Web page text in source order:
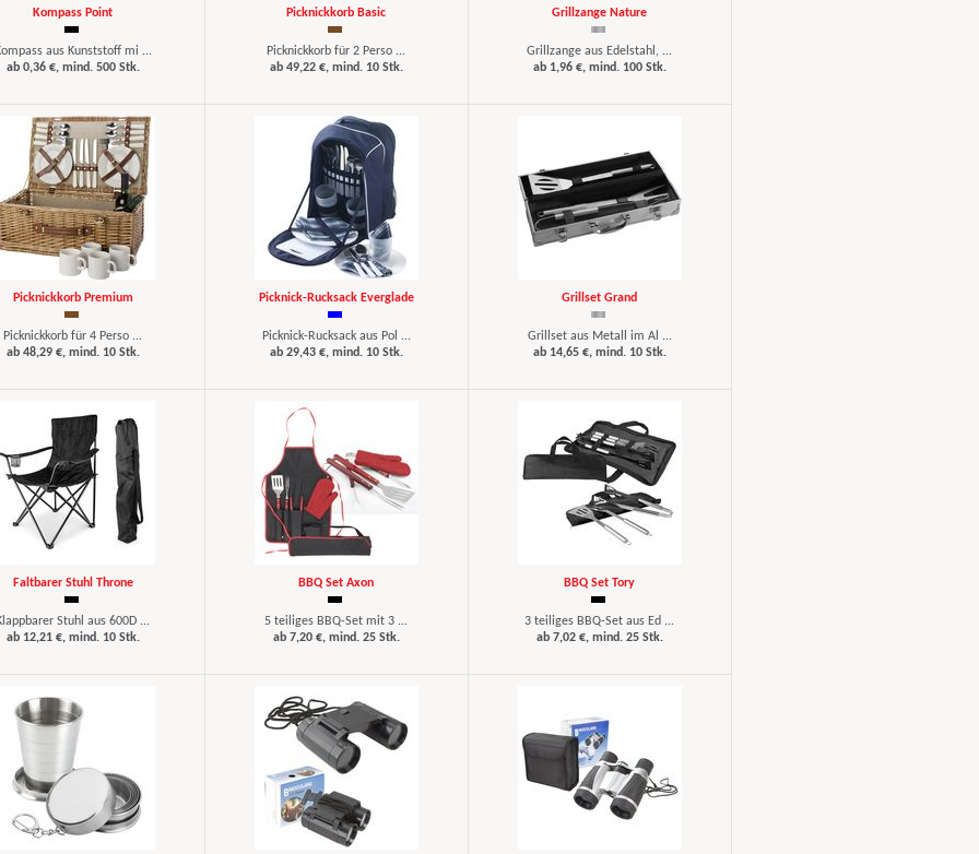
Kompass Point
aus Kunststoff mi ...
ab 0,36 €, mind. 500 Stk.
Picknickkorb Basic
Picknickkorb für 2 Perso ...
ab 49,22 €, mind. 10 Stk.
Grillzange Nature
Grillzange aus Edelstahl, ...
ab 1,96 €, mind. 100 Stk.
Picknickkorb Premium
Picknickkorb für 4 Perso ...
ab 48,29 €, mind. 10 Stk.
Picknick-Rucksack Everglade
Picknick-Rucksack aus Pol ...
ab 29,43 €, mind. 10 Stk.
Grillset Grand
Grillset aus Metall im Al ...
ab 14,65 €, mind. 10 Stk.
Faltbarer Stuhl Throne
Stuhl aus 600D ...
ab 12,21 €, mind. 10 Stk.
BBQ Set Axon
5 teiliges BBQ-Set mit 3 ...
ab 7,20 €, mind. 25 Stk.
BBQ Set Tory
3 teiliges BBQ-Set aus Ed ...
ab 7,02 €, mind. 25 Stk.